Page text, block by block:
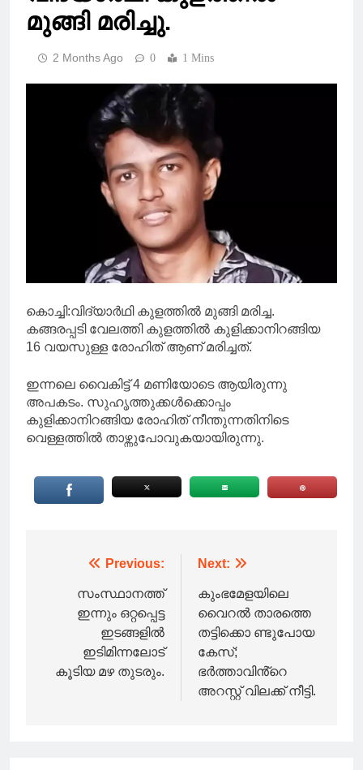
മുങ്ങി മരിച്ചു.
2 Months Ago 0 1 Mins
കൊച്ചി:വിദ്യാർഥി കുളത്തിൽ മുങ്ങി മരിച്ച.
കങ്ങരപ്പടി വേലത്തി കുളത്തിൽ കുളിക്കാനിറങ്ങിയ
16 വയസുള്ള രോഹിത് ആണ് മരിച്ചത്.
ഇന്നലെ വൈകിട്ട് 4 മണിയോടെ ആയിരുന്നു
അപകടം. സുഹൃത്തുക്കൾക്കൊപ്പം
കുളിക്കാനിറങ്ങിയ രോഹിത് നീന്തുന്നതിനിടെ
വെള്ളത്തിൽ താഴ്ന്നുപോവുകയായിരുന്നു.
navigation
Previous:
സംസ്ഥാനത്ത്
ഇന്നും ഒറ്റപ്പെട്ട
ഇടങ്ങളിൽ
ഇടിമിന്നലോട്
കൂടിയ മഴ തുടരും.
Next:
കുംഭമേളയിലെ
വൈറൽ താരത്തെ
തട്ടിക്കൊ ണ്ടുപോയ
കേസ്;
ഭർത്താവിൻ്റെ
അറസ്റ്റ് വിലക്ക് നീട്ടി.